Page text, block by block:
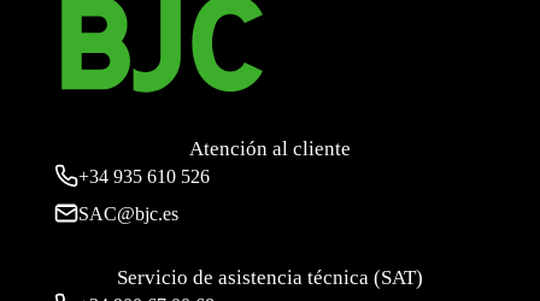
Atención al cliente
+34 935 610 526
SAC@bjc.es
Servicio de asistencia técnica (SAT)